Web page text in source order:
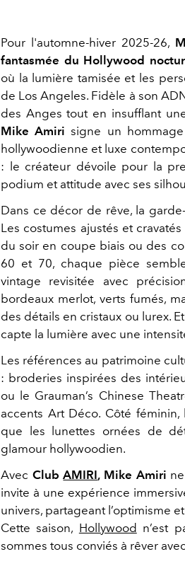
Pour l'automne-hiver 2025-26,
fantasmée du Hollywood
où la lumière tamisée et les
de Los Angeles. Fidèle à son
des Anges tout en insufflant
Mike Amirisigne un
hollywoodienne et luxe
: le créateur dévoile pour la
podium et attitude avec ses
Dans ce décor de rêve, la
Les costumes ajustés et
du soir en coupe biais ou des
60 et 70, chaque pièce
vintage revisitée avec
bordeaux merlot, verts fumés,
des détails en cristaux ou lurex.
capte la lumière avec une
Les références au patrimoine
: broderies inspirées des
ou le Grauman’s Chinese
accents Art Déco. Côté
que les lunettes ornées de
glamour hollywoodien.
Avec ClubAMIRI, Mike Amiri
invite à une expérience
univers, partageant l’optimisme
Cette saison, Hollywood n’est
sommes tous conviés à rêver